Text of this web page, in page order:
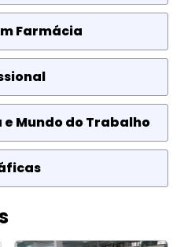
Farmácia
e Mundo do Trabalho